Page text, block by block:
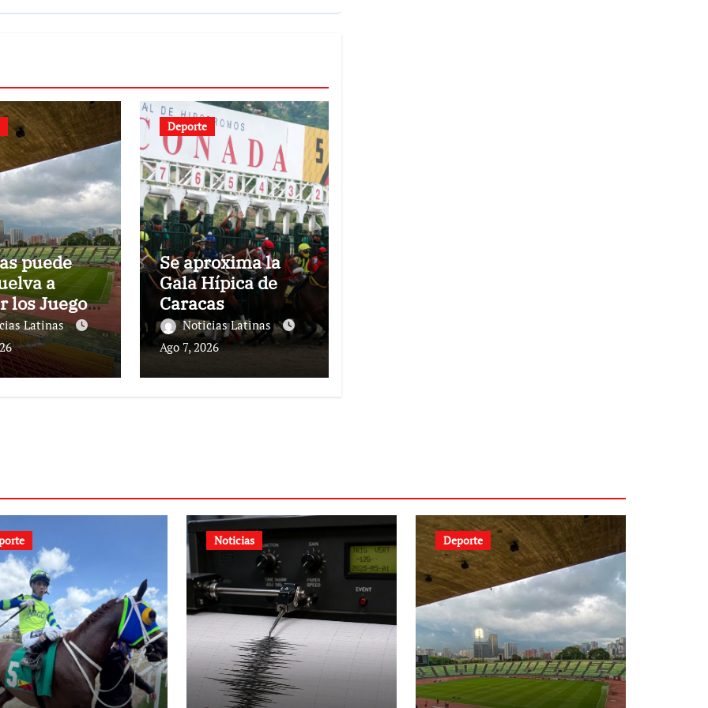
puede
a
los Juegos
Caribe tras
70 años
Latinas
Deporte
Se aproxima la
Gala Hípica de
Caracas
Noticias Latinas
Ago 7, 2026
Noticias Deporte